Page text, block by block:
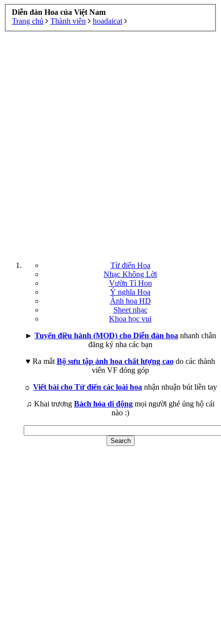
Diễn đàn Hoa của Việt Nam
Trang chủ
Thành viên hoadaicat
Từ điển Hoa
Nhạc Không Lời
Vườn Tí Hon
Ý nghĩa Hoa
Ảnh hoa HD
Sheet nhạc
Khoa học vui
► Tuyển điều hành (MOD) cho Diễn đàn hoa nhanh chân
đăng ký nha các bạn
♥ Ra mắt Bộ sưu tập ảnh hoa chất lượng cao do các thành
viên VF đóng góp
☼ Viết bài cho Từ điển các loài hoa nhận nhuận bút liền tay
♫ Khai trương Bách hóa di động mọi người ghé ủng hộ cái
nào :)